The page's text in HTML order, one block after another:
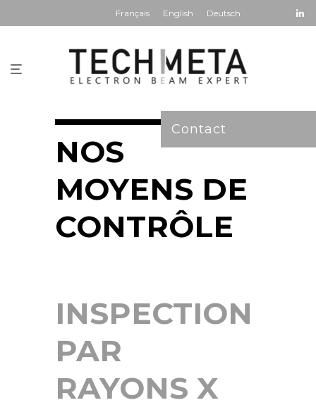
Français English Deutsch
Contact
NOS
MOYENS DE
CONTRÔLE
INSPECTION
PAR
RAYONS X